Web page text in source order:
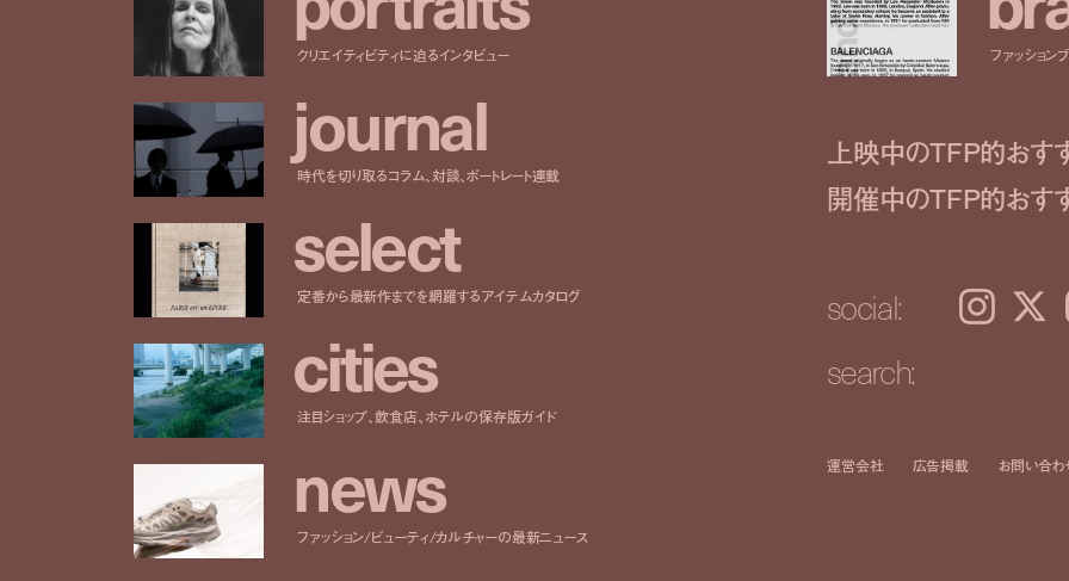
クリエイティビティに迫るインタビュー
journal
時代を切り取るコラム、対談、ポートレート連載
select
定番から最新作までを網羅するアイテムカタログ
cities
注目ショップ、飲食店、ホテルの保存版ガイド
news
ファッション/ビューティ/カルチャーの最新ニュース
ファッション
上映中のTFP的おす
開催中のTFP的おす
social: Instagram 𝕏
search:
運営会社 広告掲載 お問い合わ